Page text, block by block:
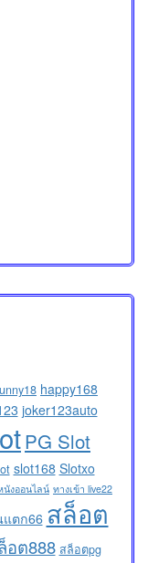
happy168
joker123auto
PG Slot
slot168 Slotxo
นังออนไลน์ ทางเข้า live22
ตก66 สล็อต
อต888 สล็อตpg